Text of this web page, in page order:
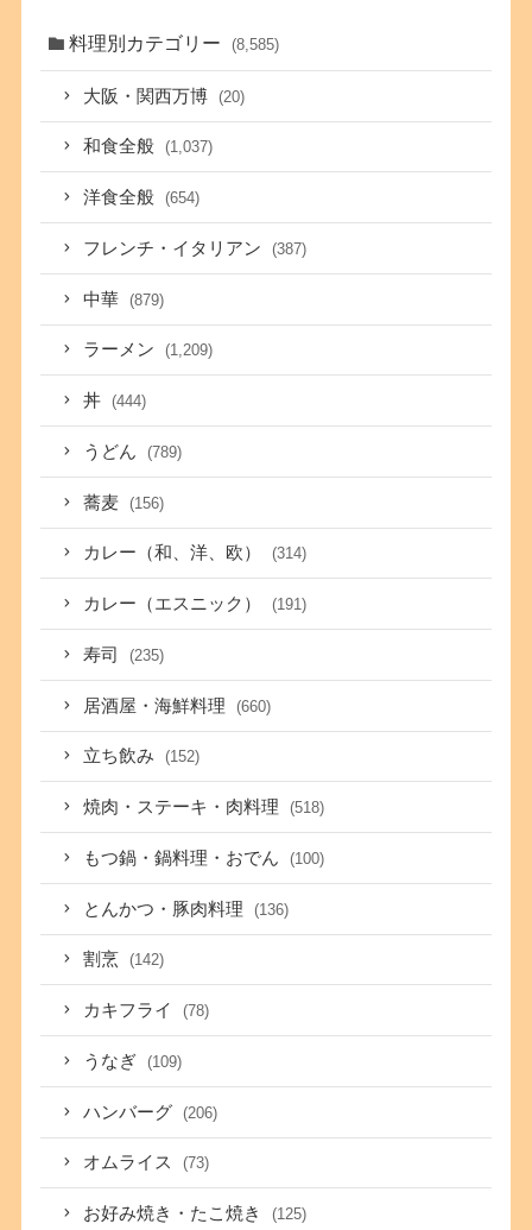
料理別カテゴリー (8,585)
大阪・関西万博 (20)
和食全般 (1,037)
洋食全般 (654)
フレンチ・イタリアン (387)
中華 (879)
ラーメン (1,209)
丼 (444)
うどん (789)
蕎麦 (156)
カレー（和、洋、欧） (314)
カレー（エスニック） (191)
寿司 (235)
居酒屋・海鮮料理 (660)
立ち飲み (152)
焼肉・ステーキ・肉料理 (518)
もつ鍋・鍋料理・おでん (100)
とんかつ・豚肉料理 (136)
割烹 (142)
カキフライ (78)
うなぎ (109)
ハンバーグ (206)
オムライス (73)
お好み焼き・たこ焼き (125)